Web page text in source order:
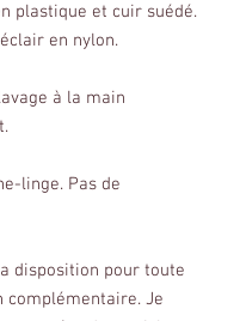
plastique et cuir suédé.
en nylon.
à la main
linge. Pas de
disposition pour toute
complémentaire. Je